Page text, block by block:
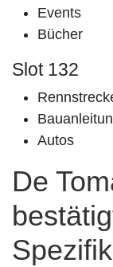
Events
Bücher
Slot 132
Autos
De